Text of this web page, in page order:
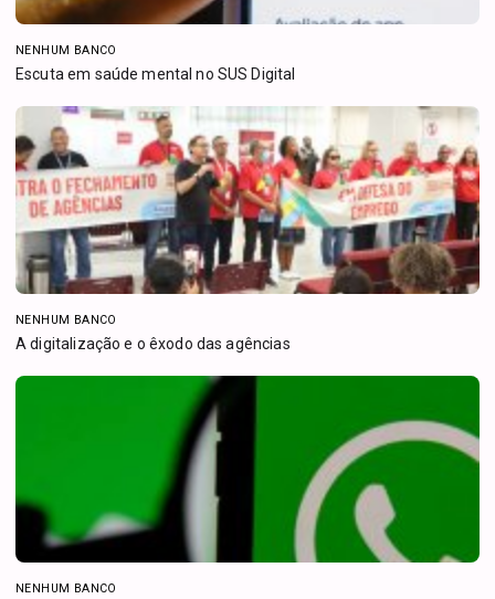
NENHUM BANCO
Escuta em saúde mental no SUS Digital
NENHUM BANCO
A digitalização e o êxodo das agências
NENHUM BANCO